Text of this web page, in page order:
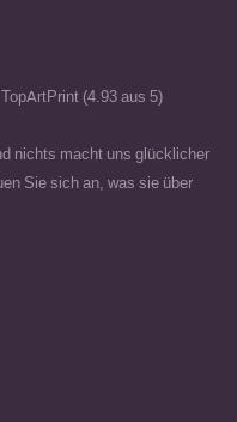
(4.93 aus 5)
nichts macht uns glücklicher
Sie sich an, was sie über